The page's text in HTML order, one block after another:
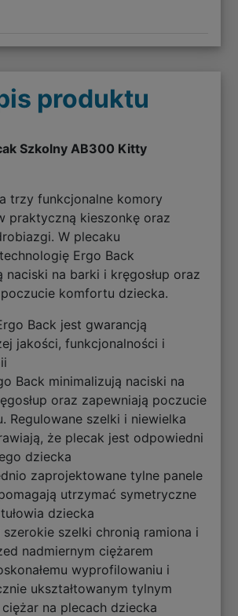
produktu
Szkolny AB300 Kitty
trzy funkcjonalne komory
praktyczną kieszonkę oraz
W plecaku
Ergo Back
naciski na barki i kręgosłup oraz
komfortu dziecka.
Back jest gwarancją
jakości, funkcjonalności i
Back minimalizują naciski na
oraz zapewniają poczucie
Regulowane szelki i niewielka
że plecak jest odpowiedni
dziecka
zaprojektowane tylne panele
utrzymać symetryczne
dziecka
szerokie szelki chronią ramiona i
nadmiernym ciężarem
wyprofilowaniu i
ukształtowanym tylnym
na plecach dziecka